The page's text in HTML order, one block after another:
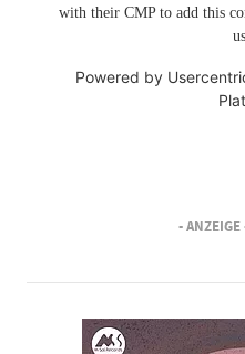
with their CMP to add this
Powered by
- ANZEIGE